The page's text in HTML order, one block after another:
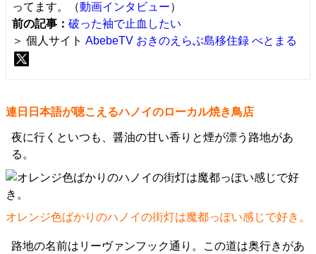
ってます。（動画インタビュー）
前の記事： 破った袖で止血したい
＞ 個人サイト AbebeTV おきのえらぶ島移住録 べとまる
連日日本語が聴こえるハノイのローカル焼き鳥店
夜に行くといつも、醤油の甘い香りと煙が漂う路地があ
る。
オレンジ色ばかりのハノイの街灯は魔都っぽい感じで好き。
路地の名前はリーヴァンフック通り。この道は奥行きがあ